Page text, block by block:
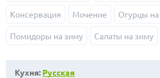
Консервация Мочение Огурцы
Помидоры на зиму Салаты на зиму
Кухня: Русская